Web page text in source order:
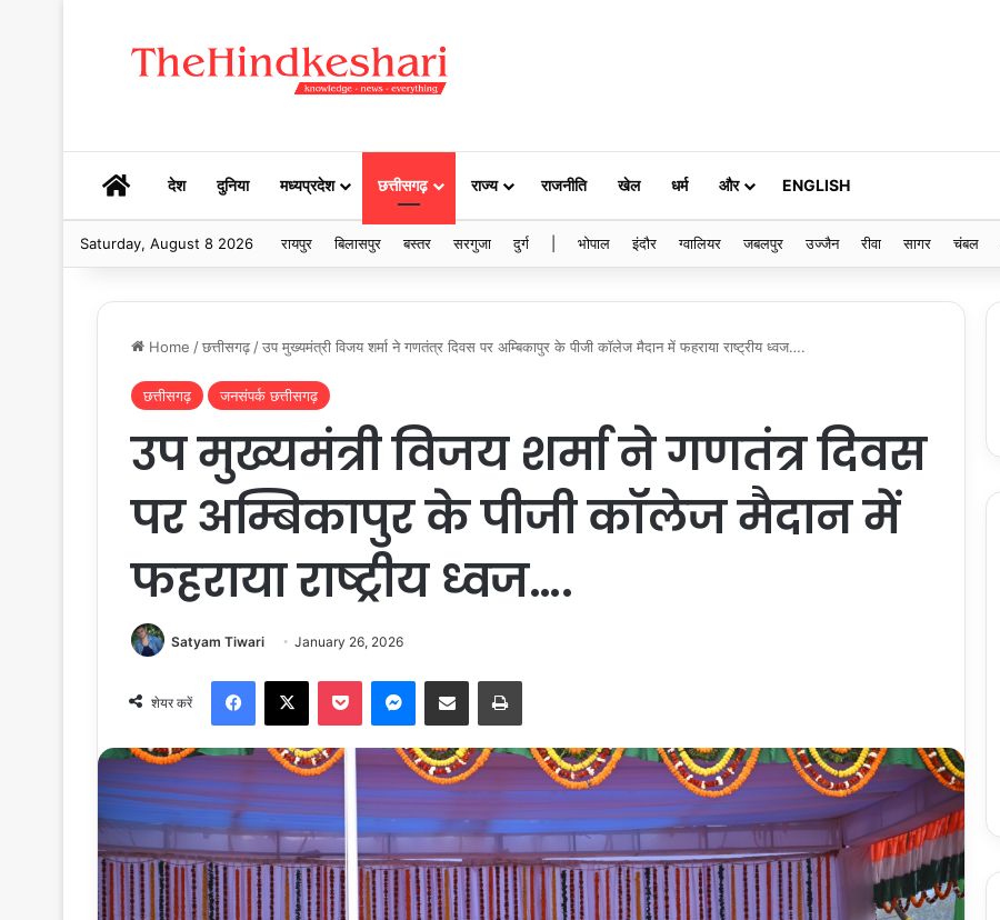
HOMEदेश दुनिया मध्यप्रदेश छत्तीसगढ़ राज्य राजनीति खेल धर्म और ENGLISH
Saturday, August 8 2026 रायपुर बिलासपुर बस्तर सरगुजा दुर्ग भोपाल इंदौर ग्वालियर जबलपुर उज्जैन रीवा सागर चंबल
Home /छत्तीसगढ़ /उप मुख्यमंत्री विजय शर्मा ने गणतंत्र दिवस पर अम्बिकापुर के पीजी कॉलेज मैदान में फहराया राष्ट्रीय ध्वज….
छत्तीसगढ़ जनसंपर्क छत्तीसगढ़
उप मुख्यमंत्री विजय शर्मा ने गणतंत्र दिवस
पर अम्बिकापुर के पीजी कॉलेज मैदान में
फहराया राष्ट्रीय ध्वज….
Satyam Tiwari January 26, 2026
शेयर करें